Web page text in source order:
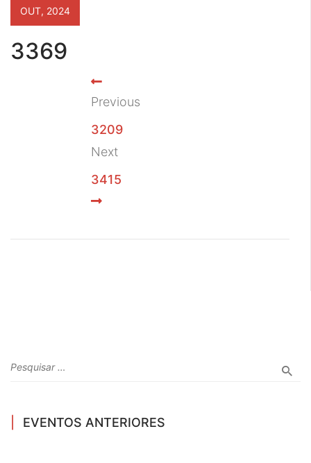
3369
OUT, 2024
Previous
3209
Next
3415
EVENTOS ANTERIORES